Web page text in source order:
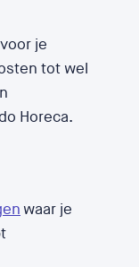
je
tot wel
Horeca.
waar je